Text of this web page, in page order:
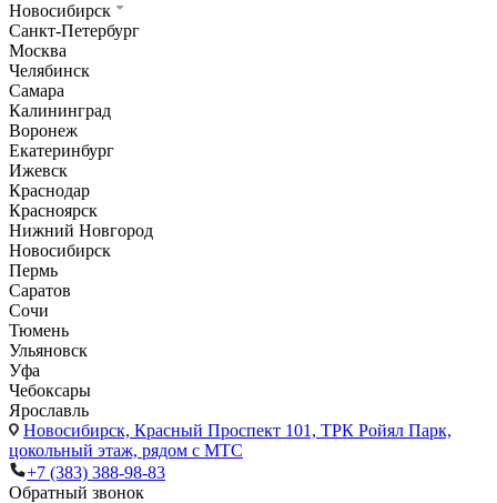
Новосибирск
Санкт-Петербург
Москва
Челябинск
Самара
Калининград
Воронеж
Екатеринбург
Ижевск
Краснодар
Красноярск
Нижний Новгород
Новосибирск
Пермь
Саратов
Сочи
Тюмень
Ульяновск
Уфа
Чебоксары
Ярославль
Новосибирск, Красный Проспект 101, ТРК Ройял Парк,
цокольный этаж, рядом с МТС
+7 (383) 388-98-83
Обратный звонок